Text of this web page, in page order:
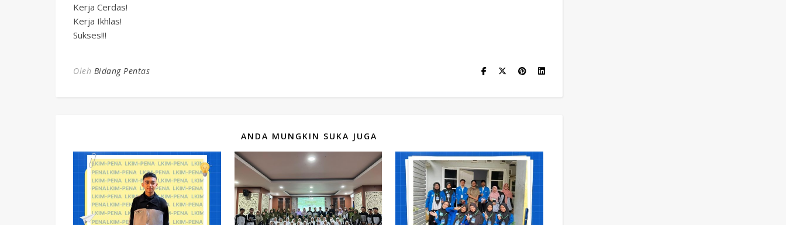
Kerja Cerdas!
Kerja Ikhlas!
Sukses!!!
Oleh Bidang Pentas
ANDA MUNGKIN SUKA JUGA